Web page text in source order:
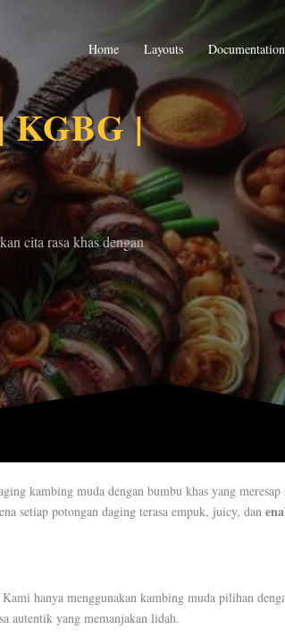
Home Layouts Documentation
KGBG |
cita rasa khas dengan
kambing muda dengan bumbu khas yang
setiap potongan daging terasa empuk, juicy, dan
hanya menggunakan kambing muda pilihan
autentik yang memanjakan lidah.